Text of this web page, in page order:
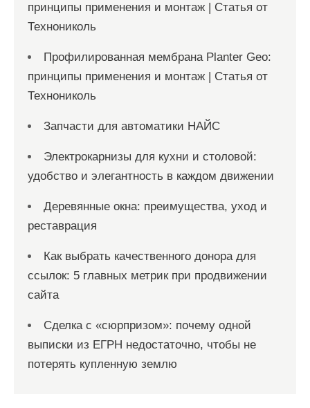
принципы применения и монтаж | Статья от
Технониколь
Профилированная мембрана Planter Geo:
принципы применения и монтаж | Статья от
Технониколь
Запчасти для автоматики НАЙС
Электрокарнизы для кухни и столовой:
удобство и элегантность в каждом движении
Деревянные окна: преимущества, уход и
реставрация
Как выбрать качественного донора для
ссылок: 5 главных метрик при продвижении
сайта
Сделка с «сюрпризом»: почему одной
выписки из ЕГРН недостаточно, чтобы не
потерять купленную землю